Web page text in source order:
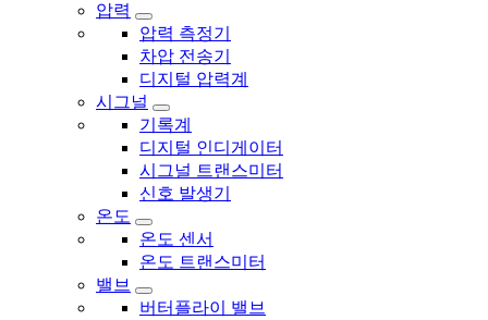
압력
압력 측정기
차압 전송기
디지털 압력계
시그널
기록계
디지털 인디게이터
시그널 트랜스미터
신호 발생기
온도
온도 센서
온도 트랜스미터
밸브
버터플라이 밸브